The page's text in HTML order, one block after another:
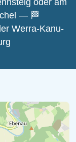
oder am
— 🏁
Werra-Kanu-